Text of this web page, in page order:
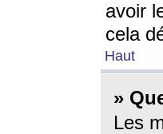
avoir
cela
Haut
»
Les